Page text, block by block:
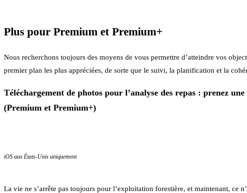
Plus pour Premium et Premium+
Nous recherchons toujours des moyens de vous permettre d’atteindre vos
premier plan les plus appréciées, de sorte que le suivi, la planification et la
Téléchargement de photos pour l’analyse des repas : prenez
(Premium et Premium+)
iOS aux États-Unis uniquement
La vie ne s’arrête pas toujours pour l’exploitation forestière, et maintenant, ce